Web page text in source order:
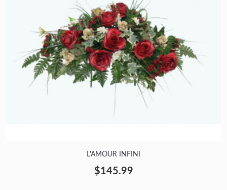
L'AMOUR INFINI
$145.99